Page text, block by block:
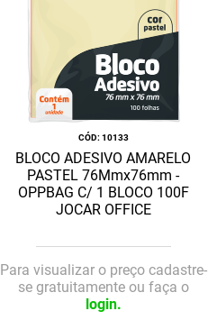
:10133
BLOCO ADESIVO AMARELO
PASTEL 76Mmx76mm -
OPPBAG C/ 1 BLOCO 100F
JOCAR OFFICE
Para visualizar o preço cadastre-
se gratuitamente ou faça o
login.